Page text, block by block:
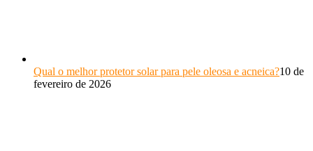
Qual o melhor protetor solar para pele oleosa e acneica?10 de
fevereiro de 2026